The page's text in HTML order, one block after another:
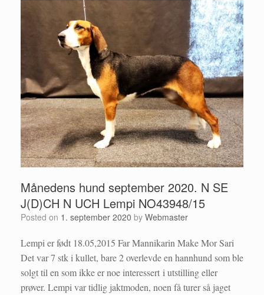
Månedens hund september 2020. N SE
J(D)CH N UCH Lempi NO43948/15
Posted on 1. september 2020 by Webmaster
Lempi er født 18.05,2015 Far Mannikarin Make Mor Sari
Det var 7 stk i kullet, bare 2 overlevde en hannhund som ble
solgt til en som ikke er noe interessert i utstilling eller
prøver. Lempi var tidlig jaktmoden, noen få turer så jaget